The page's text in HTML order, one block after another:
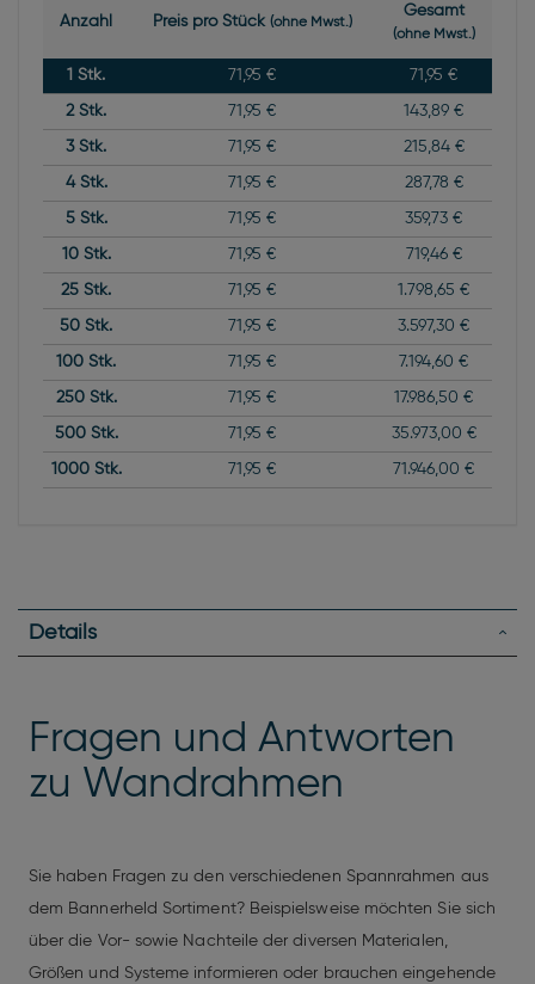
Anzahl Preis pro Stück (ohne Mwst.)
Gesamt
(ohne Mwst.)
1 Stk. 71,95 € 71,95 €
2 Stk. 71,95 € 143,89 €
3Stk. 71,95 € 215,84 €
4Stk. 71,95 € 287,78 €
5Stk. 71,95 € 359,73 €
10Stk. 71,95 € 719,46 €
25 Stk. 71,95 € 1.798,65 €
50 Stk. 71,95 € 3.597,30 €
100 Stk. 71,95 € 7.194,60 €
250Stk. 71,95 € 17.986,50 €
500Stk. 71,95 € 35.973,00 €
1000Stk. 71,95 € 71.946,00 €
Details
Fragen und Antworten
zu Wandrahmen
Sie haben Fragen zu den verschiedenen Spannrahmen aus
dem Bannerheld Sortiment? Beispielsweise möchten Sie sich
über die Vor- sowie Nachteile der diversen Materialen,
Größen und Systeme informieren oder brauchen eingehende